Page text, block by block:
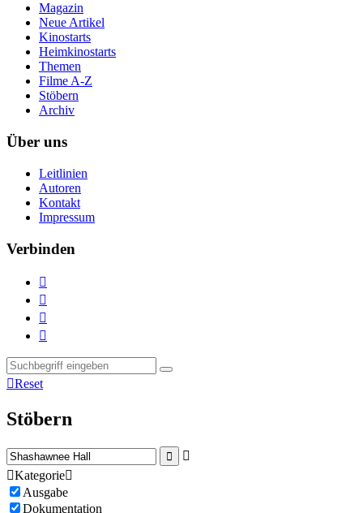
Magazin
Neue Artikel
Kinostarts
Heimkinostarts
Themen
Filme A-Z
Stöbern
Archiv
Über uns
Leitlinien
Autoren
Kontakt
Impressum
Verbinden




Reset
Stöbern


Kategorie
Ausgabe
Dokumentation